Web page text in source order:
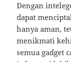
Dengan
dapat
hanya aman,
menikmati
semua gadget